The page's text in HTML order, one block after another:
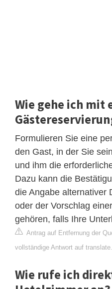
Wie gehe ich mit
Formulieren Sie eine
den Gast, in der Sie
und ihm die
Dazu kann die
die Angabe alternativer
oder der Vorschlag
gehören, falls Ihre
Antrag auf Entfernung der
vollständige Antwort auf
Wie rufe ich